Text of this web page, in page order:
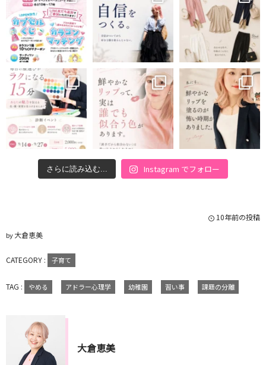
さらに読み込む... Instagram でフォロー
10年前の投稿
by大倉恵美
CATEGORY : 子育て
TAG : やめる アドラー心理学 幼稚園 習い事 課題の分離
大倉恵美